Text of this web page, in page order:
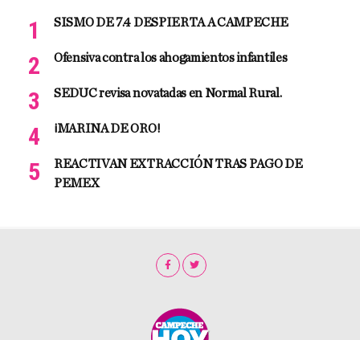
SISMO DE 7.4 DESPIERTA A CAMPECHE
Ofensiva contra los ahogamientos infantiles
SEDUC revisa novatadas en Normal Rural.
¡MARINA DE ORO!
REACTIVAN EXTRACCIÓN TRAS PAGO DE
PEMEX